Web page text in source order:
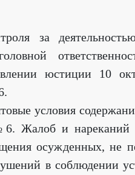
за
юстиции 10
условия
Жалоб и нареканий
осужденных, не
в соблюдении